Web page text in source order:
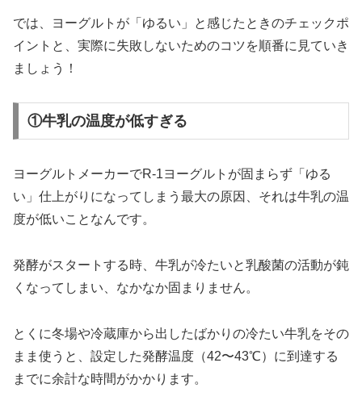
では、ヨーグルトが「ゆるい」と感じたときのチェックポ
イントと、実際に失敗しないためのコツを順番に見ていき
ましょう！
①牛乳の温度が低すぎる
ヨーグルトメーカーでR-1ヨーグルトが固まらず「ゆる
い」仕上がりになってしまう最大の原因、それは牛乳の温
度が低いことなんです。
発酵がスタートする時、牛乳が冷たいと乳酸菌の活動が鈍
くなってしまい、なかなか固まりません。
とくに冬場や冷蔵庫から出したばかりの冷たい牛乳をその
まま使うと、設定した発酵温度（42〜43℃）に到達する
までに余計な時間がかかります。